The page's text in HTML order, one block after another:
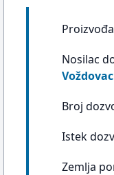
Nosilac
Voždovac
Broj
Istek
Zemlja